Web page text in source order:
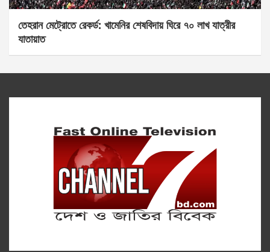
তেহরান মেট্রোতে রেকর্ড: খামেনির শেষবিদায় ঘিরে ৭০ লাখ যাত্রীর
যাতায়াত